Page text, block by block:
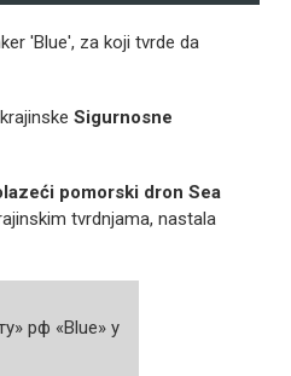
'Blue', za koji tvrde da
Sigurnosne
pomorski dron Sea
tvrdnjama, nastala
рф «Blue» у